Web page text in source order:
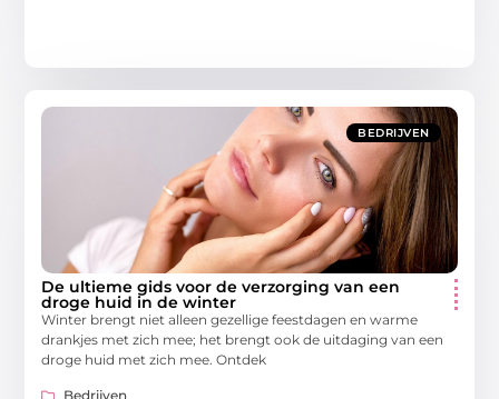
BEDRIJVEN
De ultieme gids voor de verzorging van een
droge huid in de winter
Winter brengt niet alleen gezellige feestdagen en warme
drankjes met zich mee; het brengt ook de uitdaging van een
droge huid met zich mee. Ontdek
Bedrijven